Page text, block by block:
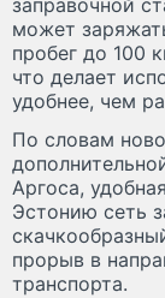
заправочной
может
пробег до 100
что делает
удобнее, чем
По словам
Аргоса,
Эстонию сеть
прорыв в
транспорта.